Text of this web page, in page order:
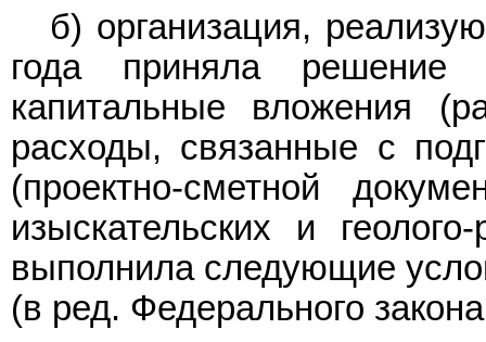
б) организация,
года приняла
капитальные вложения
расходы, связанные с
(проектно-сметной
изыскательских и
выполнила следующие
(в ред. Федерального закона